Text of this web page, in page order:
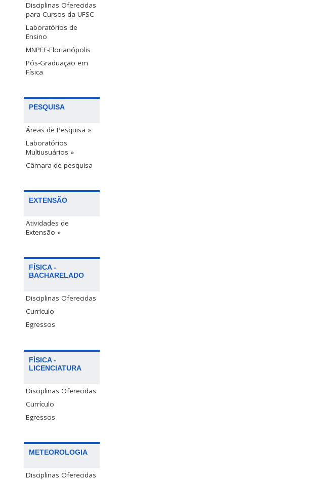
Disciplinas Oferecidas
para Cursos da UFSC
Laboratórios de
Ensino
MNPEF-Florianópolis
Pós-Graduação em
Física
PESQUISA
Áreas de Pesquisa »
Laboratórios
Multiusuários »
Câmara de pesquisa
EXTENSÃO
Atividades de
Extensão »
FÍSICA -
BACHARELADO
Disciplinas Oferecidas
Currículo
Egressos
FÍSICA -
LICENCIATURA
Disciplinas Oferecidas
Currículo
Egressos
METEOROLOGIA
Disciplinas Oferecidas